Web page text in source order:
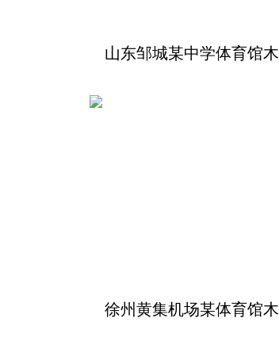
山东邹城某中学体育馆木
徐州黄集机场某体育馆木